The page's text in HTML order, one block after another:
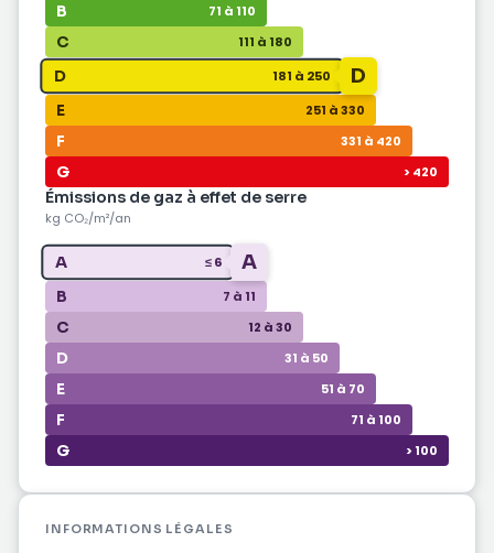
B 71 à 110
C 111 à 180
D 181 à 250 D
E 251 à 330
F 331 à 420
G > 420
Émissions de gaz à effet de serre
kg CO₂/m²/an
A ≤ 6 A
B 7 à 11
C 12 à 30
D 31 à 50
E 51 à 70
F 71 à 100
G > 100
INFORMATIONS LÉGALES